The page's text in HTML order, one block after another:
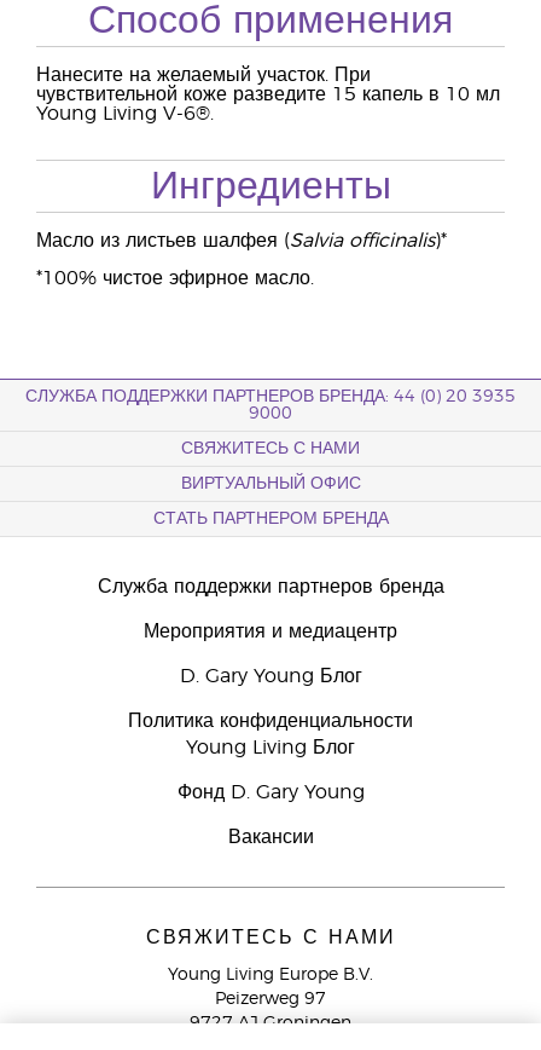
Способ применения
Нанесите на желаемый участок. При
чувствительной коже разведите 15 капель в 10 мл
Young Living V-6®.
Ингредиенты
Масло из листьев шалфея (Salvia officinalis)*
*100% чистое эфирное масло.
СЛУЖБА ПОДДЕРЖКИ ПАРТНЕРОВ БРЕНДА: 44 (0) 20 3935
9000
СВЯЖИТЕСЬ С НАМИ
ВИРТУАЛЬНЫЙ ОФИС
СТАТЬ ПАРТНЕРОМ БРЕНДА
Служба поддержки партнеров бренда
Мероприятия и медиацентр
D. Gary Young Блог
Политика конфиденциальности
Young Living Блог
Фонд D. Gary Young
Вакансии
СВЯЖИТЕСЬ С НАМИ
Young Living Europe B.V.
Peizerweg 97
9727 AJ Groningen